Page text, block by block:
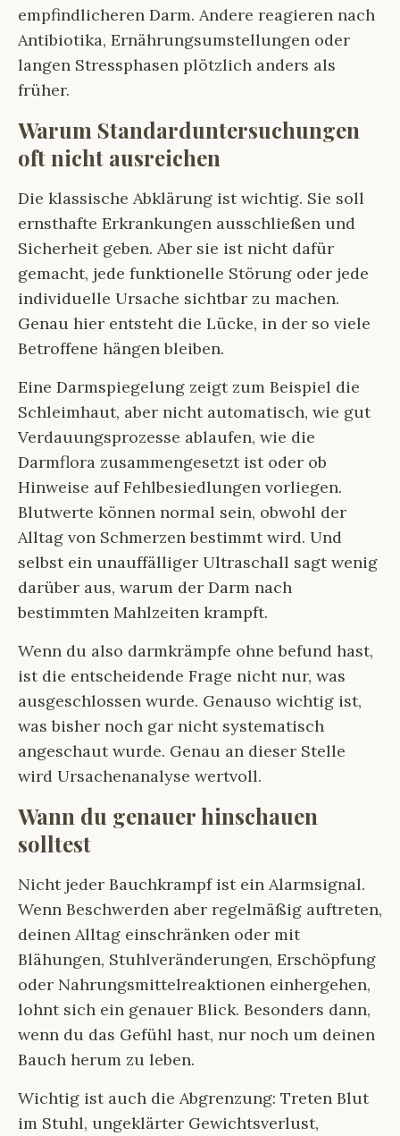
empfindlicheren Darm. Andere reagieren nach
Antibiotika, Ernährungsumstellungen oder
langen Stressphasen plötzlich anders als
früher.
Warum Standarduntersuchungen
oft nicht ausreichen
Die klassische Abklärung ist wichtig. Sie soll
ernsthafte Erkrankungen ausschließen und
Sicherheit geben. Aber sie ist nicht dafür
gemacht, jede funktionelle Störung oder jede
individuelle Ursache sichtbar zu machen.
Genau hier entsteht die Lücke, in der so viele
Betroffene hängen bleiben.
Eine Darmspiegelung zeigt zum Beispiel die
Schleimhaut, aber nicht automatisch, wie gut
Verdauungsprozesse ablaufen, wie die
Darmflora zusammengesetzt ist oder ob
Hinweise auf Fehlbesiedlungen vorliegen.
Blutwerte können normal sein, obwohl der
Alltag von Schmerzen bestimmt wird. Und
selbst ein unauffälliger Ultraschall sagt wenig
darüber aus, warum der Darm nach
bestimmten Mahlzeiten krampft.
Wenn du also darmkrämpfe ohne befund hast,
ist die entscheidende Frage nicht nur, was
ausgeschlossen wurde. Genauso wichtig ist,
was bisher noch gar nicht systematisch
angeschaut wurde. Genau an dieser Stelle
wird Ursachenanalyse wertvoll.
Wann du genauer hinschauen
solltest
Nicht jeder Bauchkrampf ist ein Alarmsignal.
Wenn Beschwerden aber regelmäßig auftreten,
deinen Alltag einschränken oder mit
Blähungen, Stuhlveränderungen, Erschöpfung
oder Nahrungsmittelreaktionen einhergehen,
lohnt sich ein genauer Blick. Besonders dann,
wenn du das Gefühl hast, nur noch um deinen
Bauch herum zu leben.
Wichtig ist auch die Abgrenzung: Treten Blut
im Stuhl, ungeklärter Gewichtsverlust,